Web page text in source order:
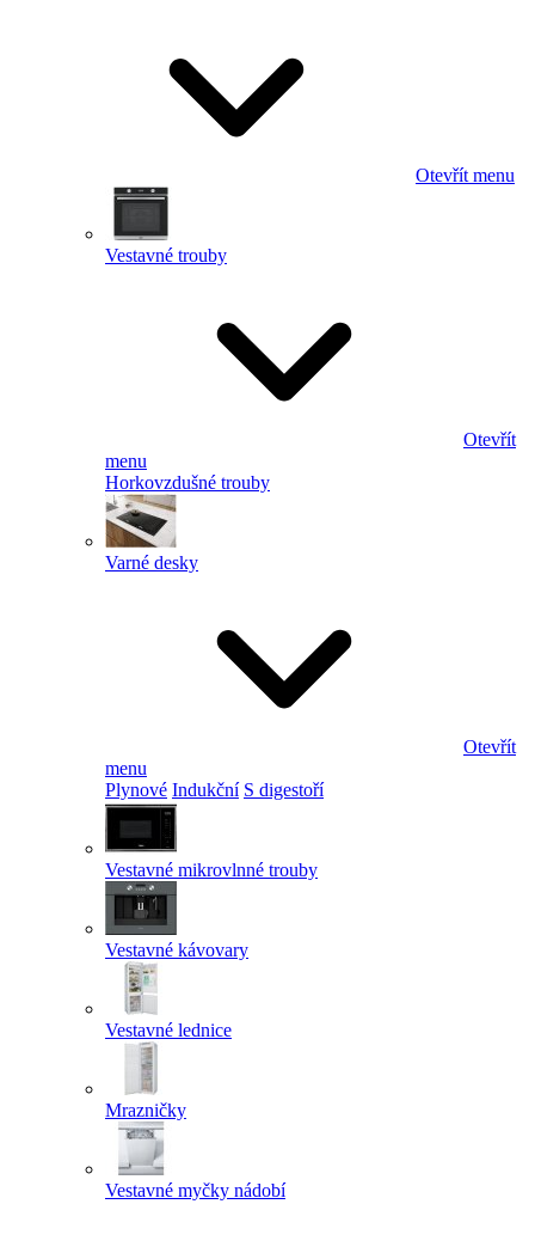
Otevřít menu
Vestavné trouby
Otevřít
menu
Horkovzdušné trouby
Varné desky
Otevřít
menu
Plynové Indukční S digestoří
Vestavné mikrovlnné trouby
Vestavné kávovary
Vestavné lednice
Mrazničky
Vestavné myčky nádobí